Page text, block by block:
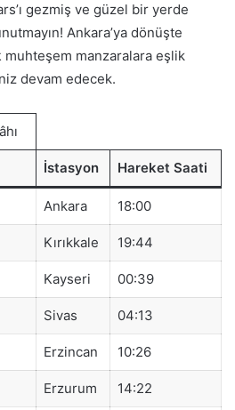
gezmiş ve güzel bir yerde
Ankara’ya dönüşte
muhteşem manzaralara eşlik
devam edecek.
İstasyon Hareket Saati
Ankara 18:00
Kırıkkale 19:44
Kayseri 00:39
Sivas 04:13
Erzincan 10:26
Erzurum 14:22